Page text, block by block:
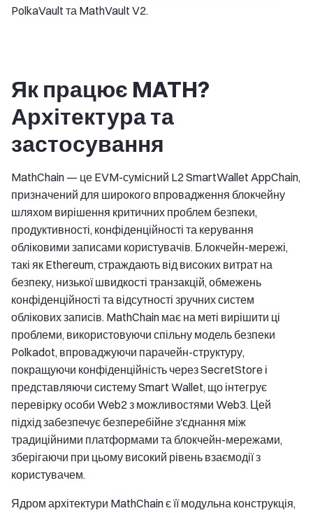
PolkaVault та MathVault V2.
Як працює MATH?
Архітектура та
застосування
MathChain — це EVM-сумісний L2 SmartWallet AppChain,
призначений для широкого впровадження блокчейну
шляхом вирішення критичних проблем безпеки,
продуктивності, конфіденційності та керування
обліковими записами користувачів. Блокчейн-мережі,
такі як Ethereum, страждають від високих витрат на
безпеку, низької швидкості транзакцій, обмежень
конфіденційності та відсутності зручних систем
облікових записів. MathChain має на меті вирішити ці
проблеми, використовуючи спільну модель безпеки
Polkadot, впроваджуючи парачейн-структуру,
покращуючи конфіденційність через SecretStore і
представляючи систему Smart Wallet, що інтегрує
перевірку особи Web2 з можливостями Web3. Цей
підхід забезпечує безперебійне з'єднання між
традиційними платформами та блокчейн-мережами,
зберігаючи при цьому високий рівень взаємодії з
користувачем.
Ядром архітектури MathChain є її модульна конструкція,